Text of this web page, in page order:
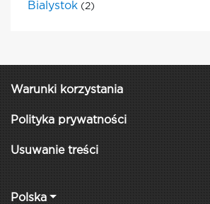
Bialystok (2)
Warunki korzystania
Polityka prywatności
Usuwanie treści
Polska